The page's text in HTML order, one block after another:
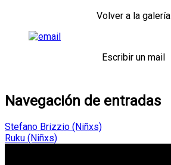
Volver a la galería
Escribir un mail
Navegación de entradas
Stefano Brizzio (Niñxs)
Ruku (Niñxs)